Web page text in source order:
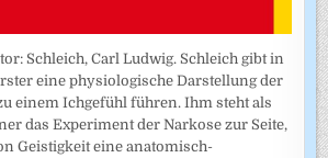
Schleich, Carl Ludwig. Schleich gibt in
eine physiologische Darstellung der
einem Ichgefühl führen. Ihm steht als
das Experiment der Narkose zur Seite,
Geistigkeit eine anatomisch-